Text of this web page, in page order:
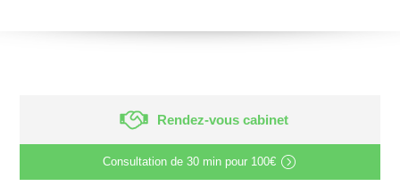
Rendez-vous cabinet
Consultation de 30 min pour 100€